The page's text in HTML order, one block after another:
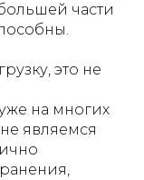
части
это не
на многих
являемся